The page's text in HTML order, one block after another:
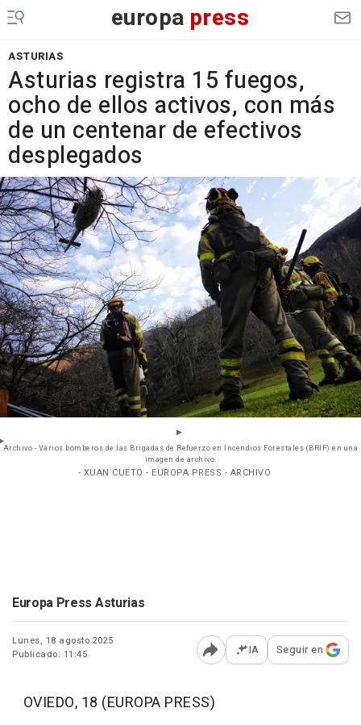
europa press
ASTURIAS
Asturias registra 15 fuegos,
ocho de ellos activos, con más
de un centenar de efectivos
desplegados
Archivo - Varios bomberos de las Brigadas de Refuerzo en Incendios Forestales (BRIF) en una
imagen de archivo.
- XUAN CUETO - EUROPA PRESS - ARCHIVO
Europa Press Asturias
Lunes, 18 agosto 2025
Publicado: 11:45
Abrir opciones para
IA Seguir en
OVIEDO, 18 (EUROPA PRESS)